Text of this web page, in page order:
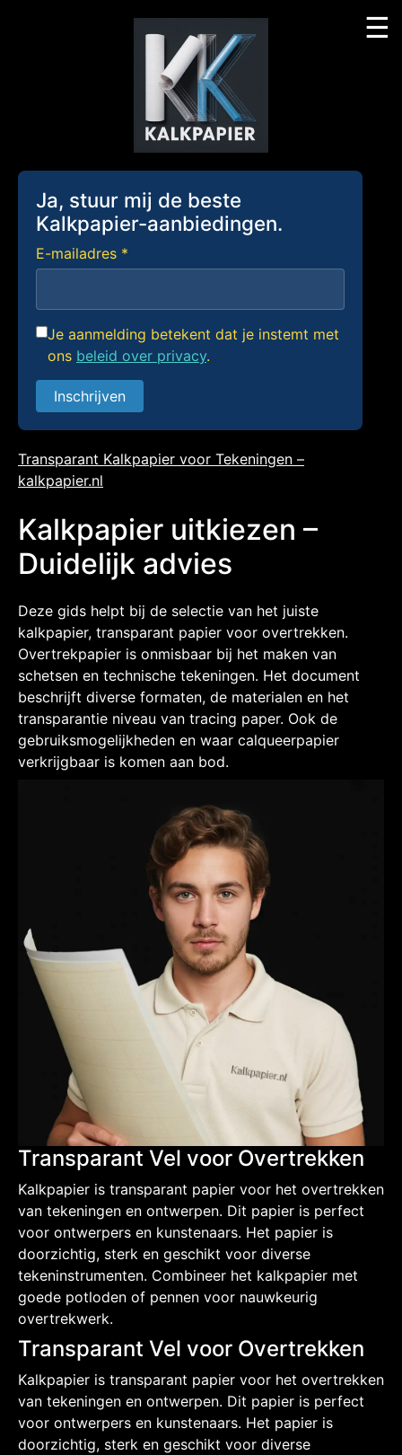
Ja, stuur mij de beste
Kalkpapier-aanbiedingen.
E-mailadres *
Je aanmelding betekent dat je instemt met
ons beleid over privacy.
Inschrijven
Transparant Kalkpapier voor Tekeningen –
kalkpapier.nl
☰
Kalkpapier uitkiezen –
Duidelijk advies
Deze gids helpt bij de selectie van het juiste
kalkpapier, transparant papier voor overtrekken.
Overtrekpapier is onmisbaar bij het maken van
schetsen en technische tekeningen. Het document
beschrijft diverse formaten, de materialen en het
transparantie niveau van tracing paper. Ook de
gebruiksmogelijkheden en waar calqueerpapier
verkrijgbaar is komen aan bod.
Transparant Vel voor Overtrekken
Kalkpapier is transparant papier voor het overtrekken
van tekeningen en ontwerpen. Dit papier is perfect
voor ontwerpers en kunstenaars. Het papier is
doorzichtig, sterk en geschikt voor diverse
tekeninstrumenten. Combineer het kalkpapier met
goede potloden of pennen voor nauwkeurig
overtrekwerk.
Transparant Vel voor Overtrekken
Kalkpapier is transparant papier voor het overtrekken
van tekeningen en ontwerpen. Dit papier is perfect
voor ontwerpers en kunstenaars. Het papier is
doorzichtig, sterk en geschikt voor diverse